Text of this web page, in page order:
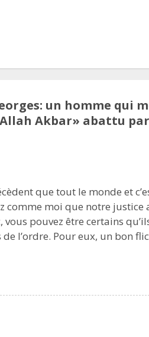
un homme qui
Akbar» abattu
que tout le monde et
comme moi que notre justice
pouvez être certains
l’ordre. Pour eux, un bon